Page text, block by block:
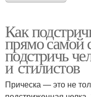
Как
прямо самой
подстричь
и стилистов
Прическа — это не